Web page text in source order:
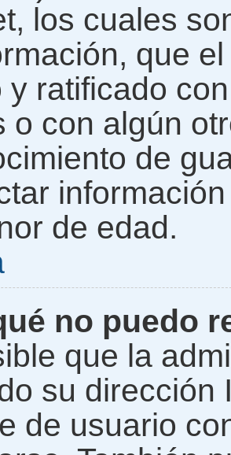
los cuales
que
y ratificado
o con algún
de
de edad.
no puedo
que la
su dirección
de usuario